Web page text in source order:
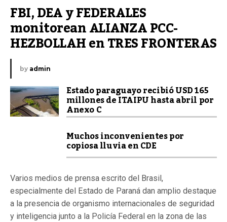
FBI, DEA y FEDERALES
monitorean ALIANZA PCC-
HEZBOLLAH en TRES FRONTERAS
by admin
Estado paraguayo recibió USD 165
millones de ITAIPU hasta abril por
Anexo C
Muchos inconvenientes por
copiosa lluvia en CDE
Varios medios de prensa escrito del Brasil,
especialmente del Estado de Paraná dan amplio destaque
a la presencia de organismo internacionales de seguridad
y inteligencia junto a la Policía Federal en la zona de las